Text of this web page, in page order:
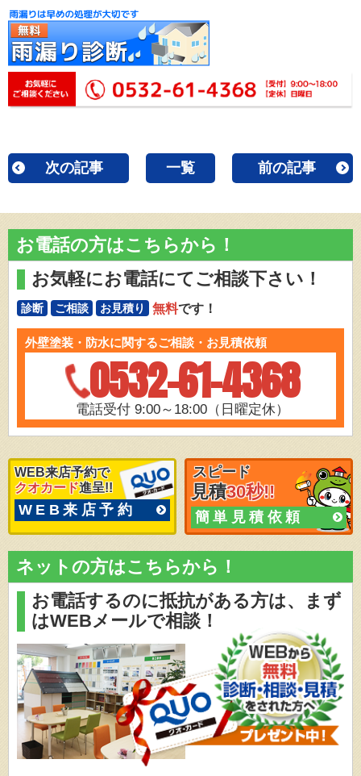
次の記事 一覧 前の記事
お電話の方はこちらから！
お気軽にお電話にてご相談下さい！
診断 ご相談 お見積り 無料です！
外壁塗装・防水に関するご相談・お見積依頼
0532-61-4368
電話受付 9:00～18:00（日曜定休）
WEB来店予約で
クオカード進呈!!
WEB来店予約
スピード
見積30秒!!
簡単見積依頼
ネットの方はこちらから！
お電話するのに抵抗がある方は、
まず
はWEBメールで相談！